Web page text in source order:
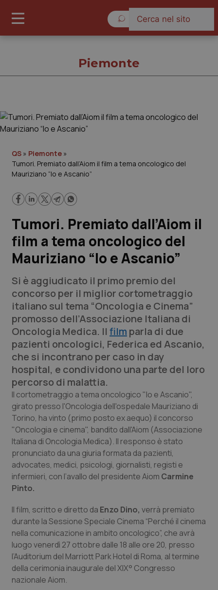
Governo e Parlamento
Regioni e Asl
Lavoro e Professioni
Scienza e Farmaci
Studi e Analisi
Lettere al direttore
Edizioni Regionali
QS Pro
Professionisti Sanitari.AI
Abruzzo
Basilicata
Calabria
Campania
Emilia-Romagna
Friuli Venezia Giulia
Lazio
Liguria
QS Pro Gold
Artrite & artrosi
Asma & BPCO
Car-T
Colesterolo & coronaropatie
Dermatite Atopica
Diabete & glucometri
Disturbi dell’umore
QS Club Newsletter
Piemonte
QS » Piemonte »
Tumori. Premiato dall’Aiom il film a tema oncologico del
Mauriziano “Io e Ascanio”
Tumori. Premiato dall’Aiom il
film a tema oncologico del
Mauriziano “Io e Ascanio”
Si è aggiudicato il primo premio del
concorso per il miglior cortometraggio
italiano sul tema “Oncologia e Cinema”
promosso dell’Associazione Italiana di
Oncologia Medica. Il film parla di due
pazienti oncologici, Federica ed Ascanio,
che si incontrano per caso in day
hospital, e condividono una parte del loro
percorso di malattia.
Il cortometraggio a tema oncologico "Io e Ascanio",
girato presso l'Oncologia dell'ospedale Mauriziano di
Torino, ha vinto (primo posto ex aequo) il concorso
"Oncologia e cinema", bandito dall'Aiom (Associazione
Italiana di Oncologia Medica). Il responso è stato
pronunciato da una giuria formata da pazienti,
advocates, medici, psicologi, giornalisti, registi e
infermieri, con l’avallo del presidente Aiom Carmine
Pinto.
Il film, scritto e diretto da Enzo Dino, verrà premiato
durante la Sessione Speciale Cinema “Perché il cinema
nella comunicazione in ambito oncologico”, che avrà
luogo venerdì 27 ottobre dalle 18 alle ore 20, presso
l’Auditorium del Marriott Park Hotel di Roma, al termine
della cerimonia inaugurale del XIX° Congresso
nazionale Aiom.